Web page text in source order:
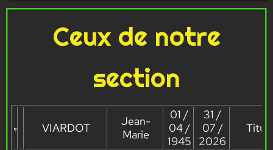
Ceux de notre
section
VIARDOT
Jean-
Marie
01 /
04 /
1945
31 /
07 /
2026